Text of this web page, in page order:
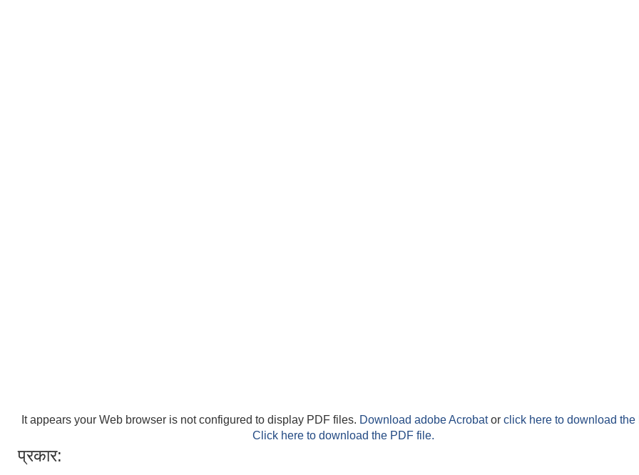
It appears your Web browser is not configured to display PDF files. Download adobe Acrobator click here to download the
Click here to download the PDF file.
प्रकार: